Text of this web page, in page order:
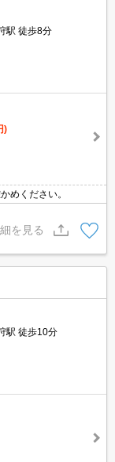
駅 徒歩8分
)
めください。
を見る
駅 徒歩10分